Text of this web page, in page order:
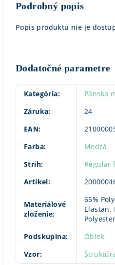
Podrobný popis
Popis produktu nie je
Dodatočné parametre
Kategória:
Pánska
Záruka:
24
EAN:
Farba:
Modrá
Strih:
Regular
Artikel:
Materiálové
zloženie:
65%
Elastan,
Polyester
Podskupina:
Oblek
Vzor: